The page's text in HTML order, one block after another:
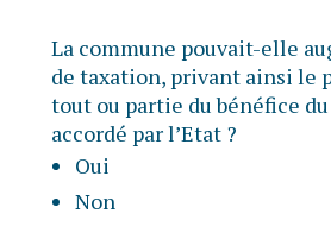
La commune pouvait-elle
de taxation, privant ainsi le
tout ou partie du bénéfice
accordé par l’Etat ?
Oui
Non